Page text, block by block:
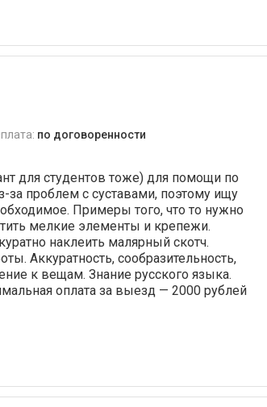
по договоренности
для студентов тоже) для помощи по
проблем с суставами, поэтому ищу
Примеры того, что то нужно
мелкие элементы и крепежи.
наклеить малярный скотч.
Аккуратность, сообразительность,
к вещам. Знание русского языка.
оплата за выезд — 2000 рублей